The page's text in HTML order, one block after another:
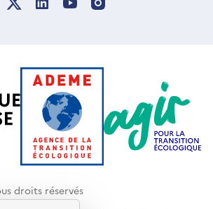
droits réservés